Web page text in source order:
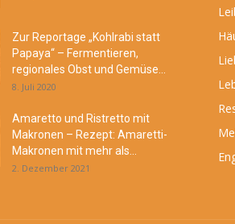
Zur Reportage „Kohlrabi statt
Papaya“ – Fermentieren,
regionales Obst und Gemüse...
8. Juli 2020
Amaretto und Ristretto mit
Makronen – Rezept: Amaretti-
Makronen mit mehr als...
2. Dezember 2021